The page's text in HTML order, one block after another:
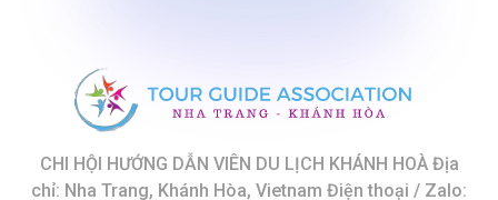
CHI HỘI HƯỚNG DẪN VIÊN DU LỊCH KHÁNH HOÀ Địa
chỉ: Nha Trang, Khánh Hòa, Vietnam Điện thoại / Zalo: